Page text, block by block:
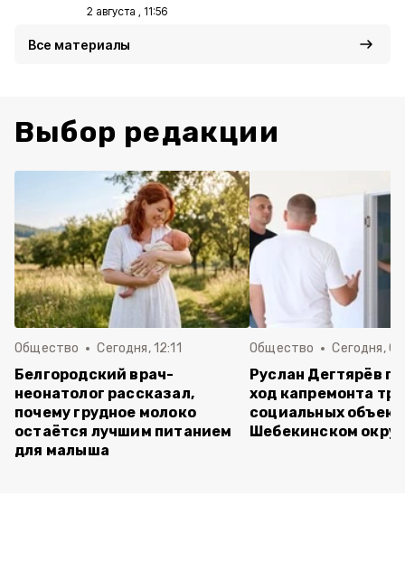
2 августа , 11:56
Все материалы
Выбор редакции
Общество Сегодня, 12:11
Белгородский врач-
неонатолог рассказал,
почему грудное молоко
остаётся лучшим питанием
для малыша
Общество Сегодня,
Руслан Дегтярёв
ход капремонта
социальных
Шебекинском